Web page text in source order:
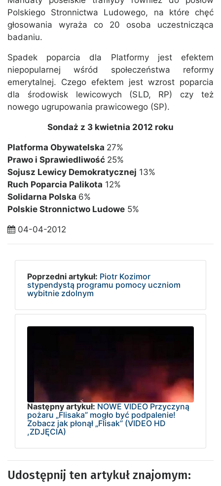
Polskiego Stronnictwa Ludowego, na które chęć
głosowania wyraża co 20 osoba uczestnicząca
badaniu.
Spadek poparcia dla Platformy jest efektem
niepopularnej wśród społeczeństwa reformy
emerytalnej. Czego efektem jest wzrost poparcia
dla środowisk lewicowych (SLD, RP) czy też
nowego ugrupowania prawicowego (SP).
Sondaż z 3 kwietnia 2012 roku
Platforma Obywatelska 27%
Prawo i Sprawiedliwość 25%
Sojusz Lewicy Demokratycznej 13%
Ruch Poparcia Palikota 12%
Solidarna Polska 6%
Polskie Stronnictwo Ludowe 5%
04-04-2012
Poprzedni artykuł: Piotr Kozimor
stypendystą programu pomocy uczniom
wybitnie zdolnym
Następny artykuł: NOWE VIDEO Przyczyną
pożaru „Flisaka” mogło być podpalenie!
Zobacz jak płonął „Flisak” (VIDEO HD
,ZDJĘCIA)
Udostępnij ten artykuł znajomym: